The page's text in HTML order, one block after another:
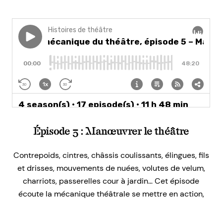
Épisode 5 : Manœuvrer le théâtre
Contrepoids, cintres, châssis coulissants, élingues, fils
et drisses, mouvements de nuées, volutes de velum,
charriots, passerelles cour à jardin… Cet épisode
écoute la mécanique théâtrale se mettre en action,